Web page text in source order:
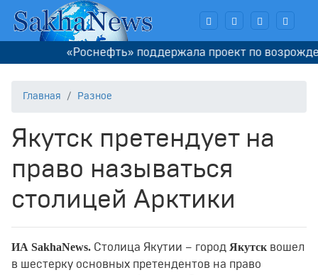
«Роснефть» поддержала проект по
Главная Разное
Якутск претендует на
право называться
столицей Арктики
ИА SakhaNews. Столица Якутии – город Якутск вошел
в шестерку основных претендентов на право